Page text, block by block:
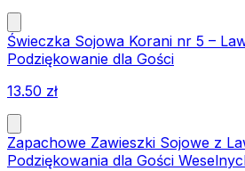
Świeczka Sojowa Korani nr 5 –
Podziękowanie dla Gości
13.50 zł
Zapachowe Zawieszki Sojowe z
Podziękowania dla Gości